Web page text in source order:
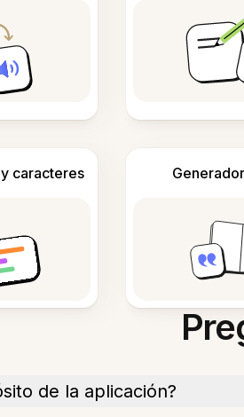
caracteres
de la aplicación?